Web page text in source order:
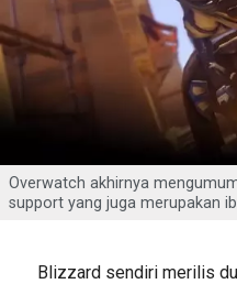
Overwatch akhirnya
support yang juga merupakan
Blizzard sendiri merilis